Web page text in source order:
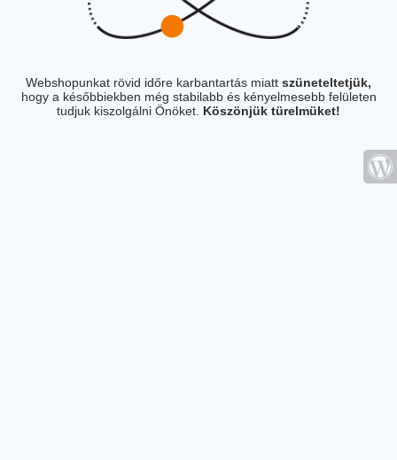
Webshopunkat rövid időre karbantartás miatt szüneteltetjük,
hogy a későbbiekben még stabilabb és kényelmesebb felületen
tudjuk kiszolgálni Önöket. Köszönjük türelmüket!